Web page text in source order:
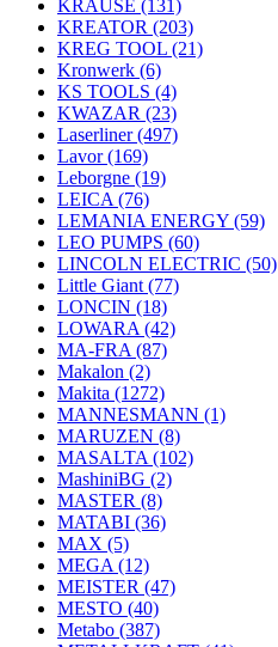
KRAUSE (131)
KREATOR (203)
KREG TOOL (21)
Kronwerk (6)
KS TOOLS (4)
KWAZAR (23)
Laserliner(497)
Lavor(169)
Leborgne (19)
LEICA (76)
LEMANIA ENERGY (59)
LEO PUMPS (60)
LINCOLN ELECTRIC (50)
Little Giant (77)
LONCIN (18)
LOWARA (42)
MA-FRA (87)
Makalon (2)
Makita (1272)
MANNESMANN (1)
MARUZEN (8)
MASALTA (102)
MashiniBG (2)
MASTER (8)
MATABI (36)
MAX (5)
MEGA (12)
MEISTER (47)
MESTO (40)
Metabo (387)